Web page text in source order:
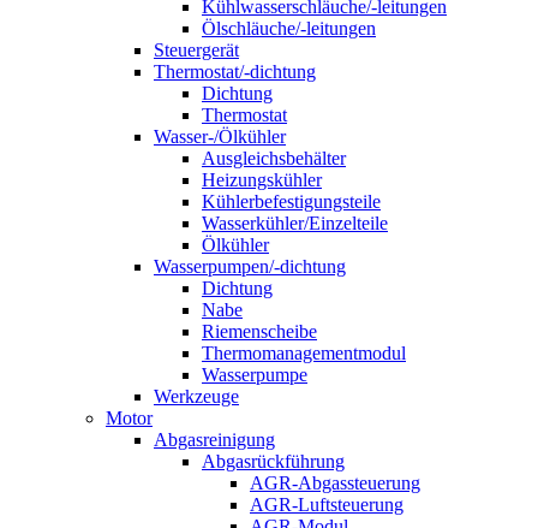
Kühlwasserschläuche/-leitungen
Ölschläuche/-leitungen
Steuergerät
Thermostat/-dichtung
Dichtung
Thermostat
Wasser-/Ölkühler
Ausgleichsbehälter
Heizungskühler
Kühlerbefestigungsteile
Wasserkühler/Einzelteile
Ölkühler
Wasserpumpen/-dichtung
Dichtung
Nabe
Riemenscheibe
Thermomanagementmodul
Wasserpumpe
Werkzeuge
Motor
Abgasreinigung
Abgasrückführung
AGR-Abgassteuerung
AGR-Luftsteuerung